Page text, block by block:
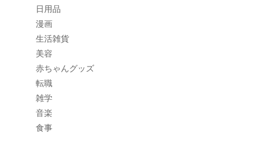
日用品
漫画
生活雑貨
美容
赤ちゃんグッズ
転職
雑学
音楽
食事